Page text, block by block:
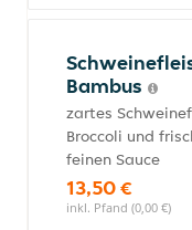
Bambus
zartes
Broccoli und
feinen Sauce
13,50 €
inkl. Pfand (0,00 €)